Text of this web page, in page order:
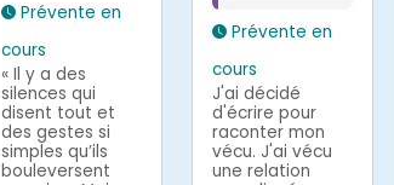
Prévente en
cours
« Il y a des
silences qui
disent tout et
des gestes si
simples qu’ils
bouleversent
Prévente en
cours
J'ai décidé
d'écrire pour
raconter mon
vécu. J'ai vécu
une relation